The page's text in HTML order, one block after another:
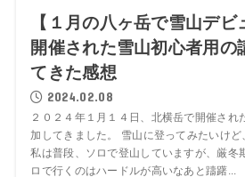
【１月の八ヶ岳で雪山デ
開催された雪山初心者用の
てきた感想
2024.02.08
２０２４年１月１４日、北横岳で開催され
加してきました。 雪山に登ってみたいけど
私は普段、ソロで登山していますが、厳冬
ロで行くのはハードルが高いなあと躊躇...